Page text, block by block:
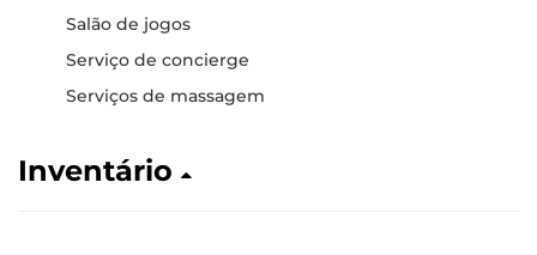
Salão de jogos
Serviço de concierge
Serviços de massagem
Inventário